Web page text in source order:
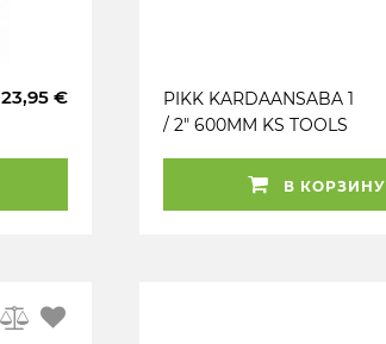
23,95 €
PIKK KARDAANSABA 1
/ 2" 600MM KS TOOLS
В КОРЗИНУ